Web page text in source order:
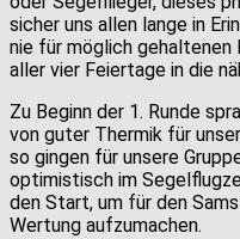
sicher uns allen lange in
nie für möglich gehaltenen
aller vier Feiertage in die
Zu Beginn der 1. Runde
von guter Thermik für
so gingen für unsere
optimistisch im
den Start, um für den
Wertung aufzumachen.